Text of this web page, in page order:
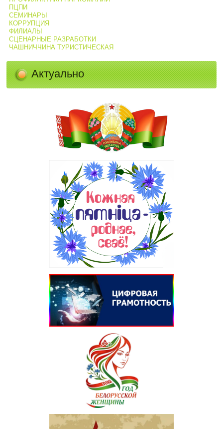
ПЦПИ
СЕМИНАРЫ
КОРРУПЦИЯ
ФИЛИАЛЫ
СЦЕНАРНЫЕ РАЗРАБОТКИ
ЧАШНИЧЧИНА ТУРИСТИЧЕСКАЯ
Актуально